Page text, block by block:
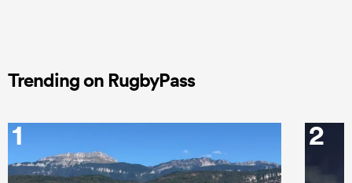
Trending on RugbyPass
1 2